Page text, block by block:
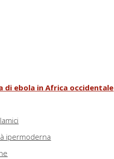
ebola in Africa occidentale
ipermoderna